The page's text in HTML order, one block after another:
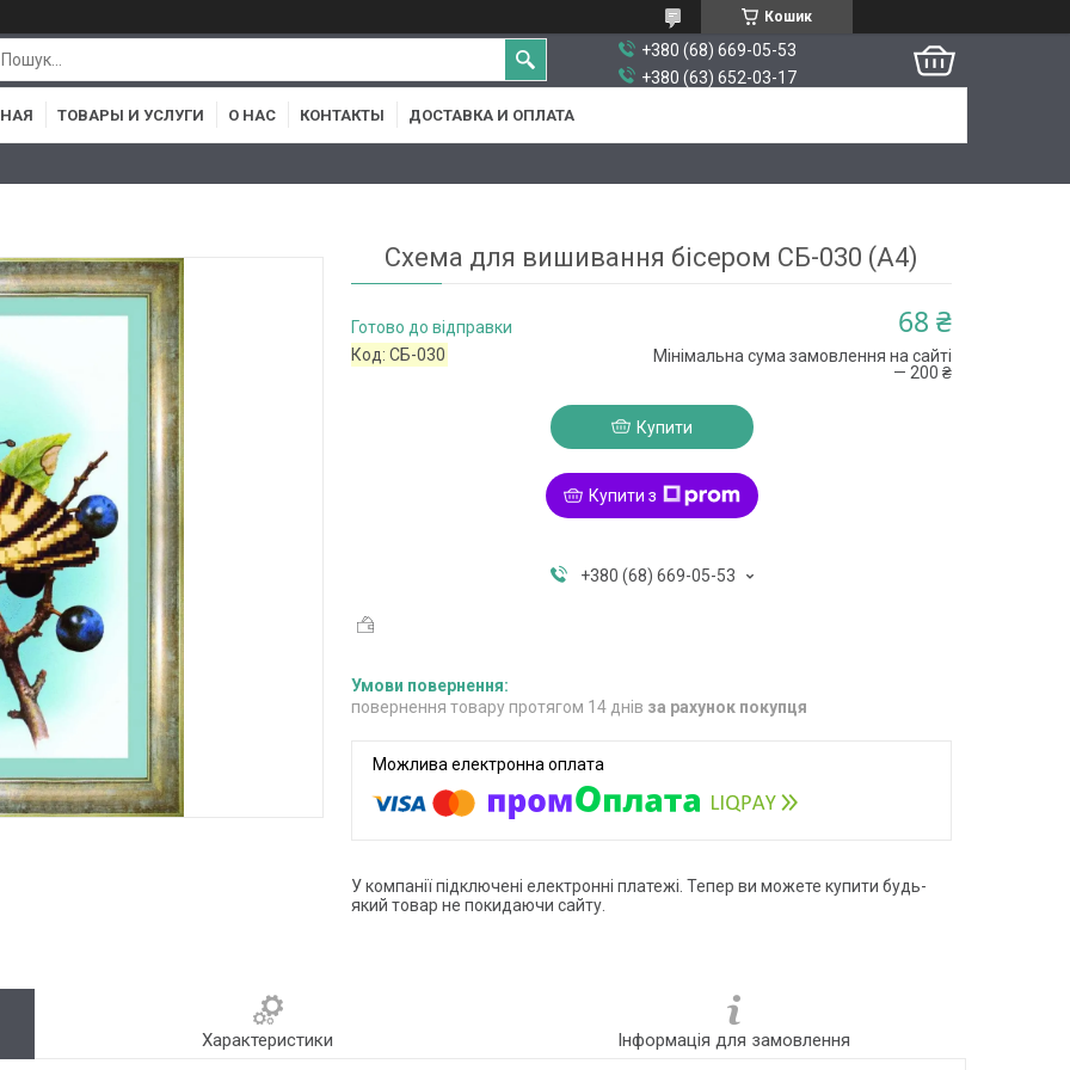
Кошик
+380 (68) 669-05-53
+380 (63) 652-03-17
ТОВАРЫ И УСЛУГИ О НАС КОНТАКТЫ ДОСТАВКА И ОПЛАТА
Схема для вишивання бісером СБ-030 (А4)
Готово до відправки
Код:СБ-030
68 ₴
Мінімальна сума замовлення на сайті
— 200 ₴
Купити
Купити з
+380 (68) 669-05-53
повернення товару протягом 14 днів за рахунок покупця
У компанії підключені електронні платежі. Тепер ви можете купити будь-
який товар не покидаючи сайту.
Характеристики Інформація для замовлення